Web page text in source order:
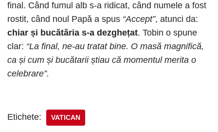
final. Când fumul alb s-a ridicat, când numele a fost
rostit, când noul Papă a spus “Accept”, atunci da:
chiar și bucătăria s-a dezghețat. Tobin o spune
clar: “La final, ne-au tratat bine. O masă magnifică,
ca și cum și bucătarii știau că momentul merita o
celebrare”.
Etichete: VATICAN